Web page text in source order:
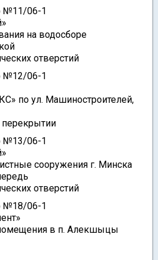
№11/06-1
на водосборе
отверстий
№12/06-1
по ул. Машиностроителей,
перекрытии
№13/06-1
сооружения г. Минска
отверстий
№18/06-1
в п. Алекшыцы